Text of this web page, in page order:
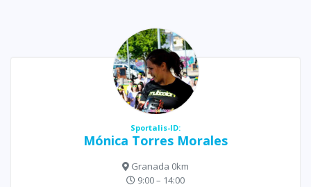
Sportalis-ID:
Mónica Torres Morales
Granada 0km
9:00 – 14:00